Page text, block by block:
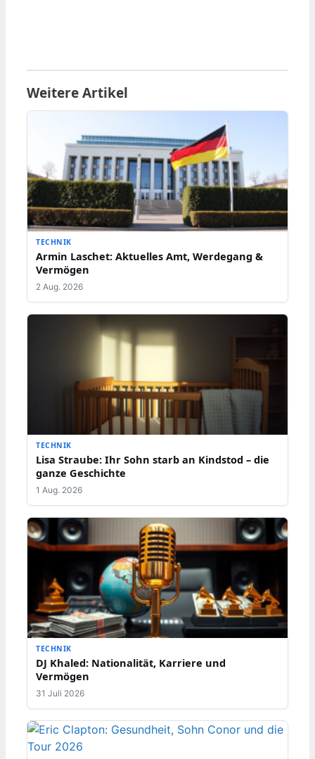
Weitere Artikel
TECHNIK
Armin Laschet: Aktuelles Amt, Werdegang &
Vermögen
2 Aug. 2026
TECHNIK
Lisa Straube: Ihr Sohn starb an Kindstod – die
ganze Geschichte
1 Aug. 2026
TECHNIK
DJ Khaled: Nationalität, Karriere und
Vermögen
31 Juli 2026